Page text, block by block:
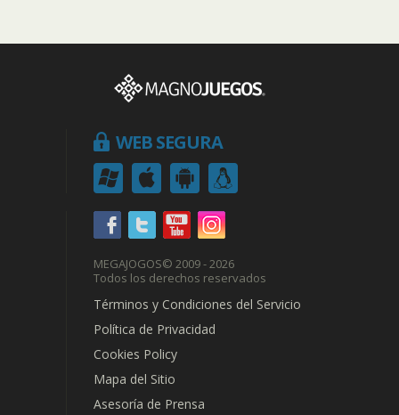
WEB SEGURA
MEGAJOGOS© 2009 - 2026
Todos los derechos reservados
Términos y Condiciones del Servicio
Política de Privacidad
Cookies Policy
Mapa del Sitio
Asesoría de Prensa